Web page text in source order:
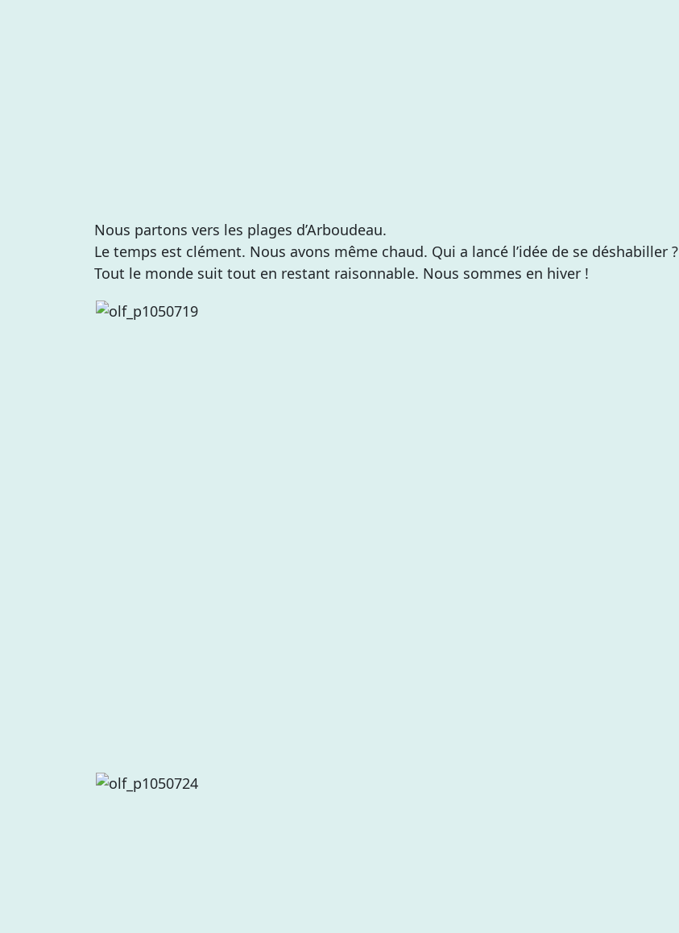
Nous partons vers les plages d’Arboudeau.
Le temps est clément. Nous avons même chaud. Qui a lancé l’idée de se déshabiller ?
Tout le monde suit tout en restant raisonnable. Nous sommes en hiver !